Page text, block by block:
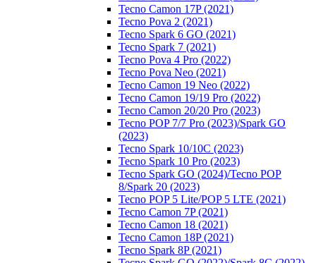
Tecno Camon 17P (2021)
Tecno Pova 2 (2021)
Tecno Spark 6 GO (2021)
Tecno Spark 7 (2021)
Tecno Pova 4 Pro (2022)
Tecno Pova Neo (2021)
Tecno Camon 19 Neo (2022)
Tecno Camon 19/19 Pro (2022)
Tecno Camon 20/20 Pro (2023)
Tecno POP 7/7 Pro (2023)/Spark GO
(2023)
Tecno Spark 10/10C (2023)
Tecno Spark 10 Pro (2023)
Tecno Spark GO (2024)/Tecno POP
8/Spark 20 (2023)
Tecno POP 5 Lite/POP 5 LTE (2021)
Tecno Camon 7P (2021)
Tecno Camon 18 (2021)
Tecno Camon 18P (2021)
Tecno Spark 8P (2021)